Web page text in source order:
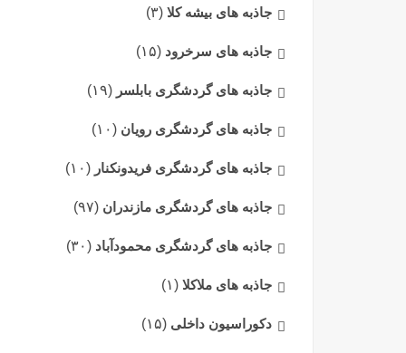
جاذبه های بیشه کلا (۳)
جاذبه های سرخرود (۱۵)
جاذبه های گردشگری بابلسر (۱۹)
جاذبه های گردشگری رویان (۱۰)
جاذبه های گردشگری فریدونکنار (۱۰)
جاذبه های گردشگری مازندران (۹۷)
جاذبه های گردشگری محمودآباد (۳۰)
جاذبه های ملاکلا (۱)
دکوراسیون داخلی (۱۵)